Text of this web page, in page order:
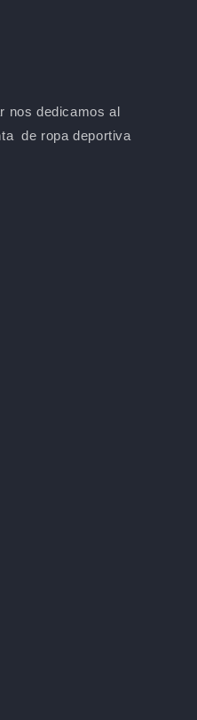
nos dedicamos al
de ropa deportiva